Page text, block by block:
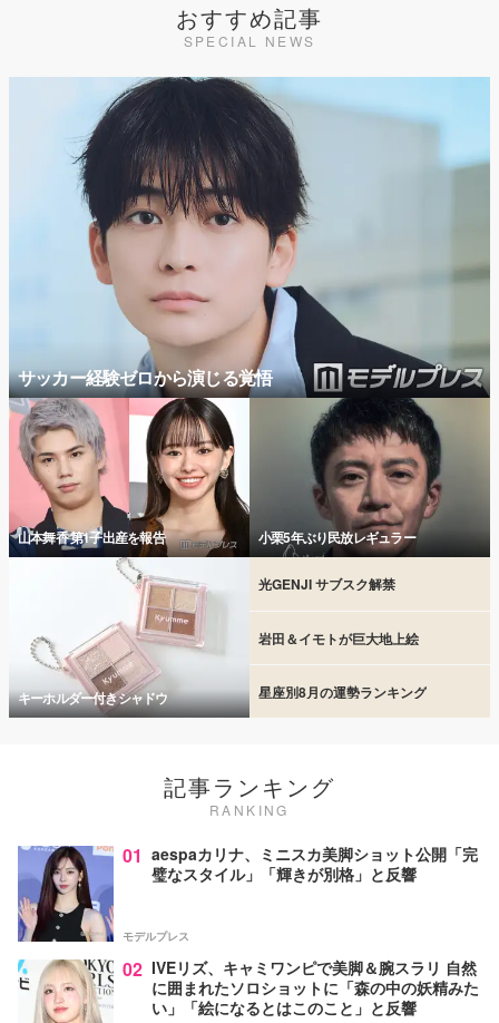
おすすめ記事
SPECIAL NEWS
サッカー経験ゼロから演じる覚悟
山本舞香 第1子出産を報告 小栗5年ぶり民放レギュラー
キーホルダー付きシャドウ
光GENJI サブスク解禁
岩田＆イモトが巨大地上絵
星座別8月の運勢ランキング
記事ランキング
RANKING
01 aespaカリナ、ミニスカ美脚ショット公開「完
璧なスタイル」「輝きが別格」と反響
モデルプレス
02 IVEリズ、キャミワンピで美脚＆腕スラリ 自然
に囲まれたソロショットに「森の中の妖精みた
い」「絵になるとはこのこと」と反響